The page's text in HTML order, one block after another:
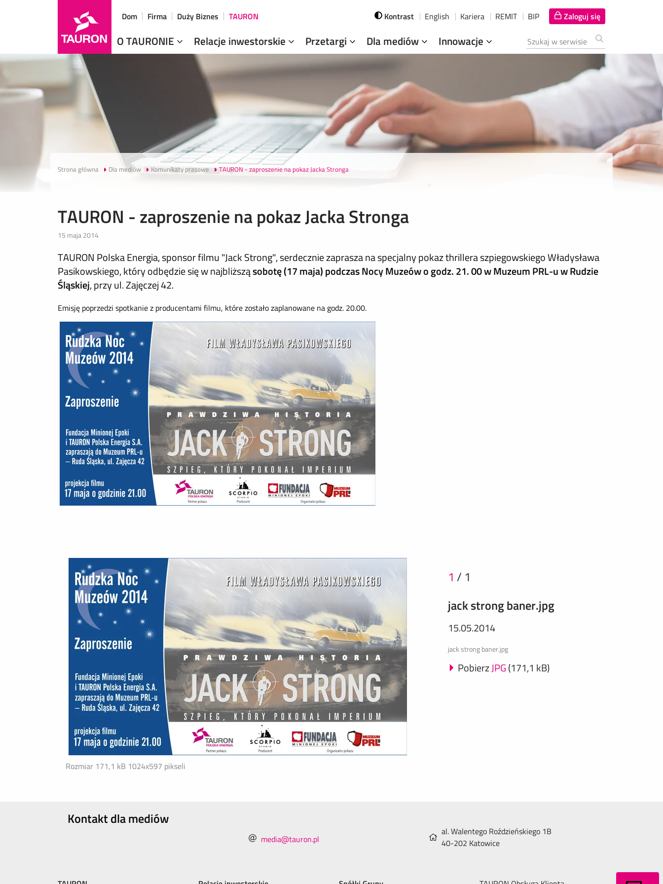
Dom Firma Duży Biznes
TAURON
Szukana fraza
Zaloguj się
O TAURONIE Relacje inwestorskie Przetargi Dla mediów Innowacje
Kontrast English Kariera REMIT BIP
Strona główna Dla mediów Komunikaty prasowe TAURON - zaproszenie na pokaz Jacka Stronga
TAURON - zaproszenie na pokaz Jacka Stronga
15 maja 2014
TAURON Polska Energia, sponsor filmu "Jack Strong", serdecznie zaprasza na specjalny pokaz thrillera szpiegowskiego Władysława
Pasikowskiego, który odbędzie się w najbliższąsobotę (17 maja) podczas Nocy Muzeów o godz. 21. 00 w Muzeum PRL-u w Rudzie
Śląskiej, przy ul. Zajęczej 42.
Emisję poprzedzi spotkanie z producentami filmu, które zostało zaplanowane na godz. 20.00.
Rozmiar 171,1 kB 1024x597 pikseli
1 / 1
jack strong baner.jpg
15.05.2014
jack strong baner.jpg
PobierzJPG(171,1 kB)
Kontakt dla mediów
media@tauron.pl
al. Walentego Roździeńskiego 1B
40-202 Katowice